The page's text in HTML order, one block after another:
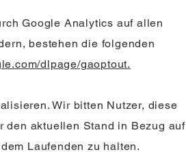
Google Analytics auf allen
bestehen die folgenden
dlpage/gaoptout.
Wir bitten Nutzer, diese
den aktuellen Stand in Bezug auf
Laufenden zu halten.